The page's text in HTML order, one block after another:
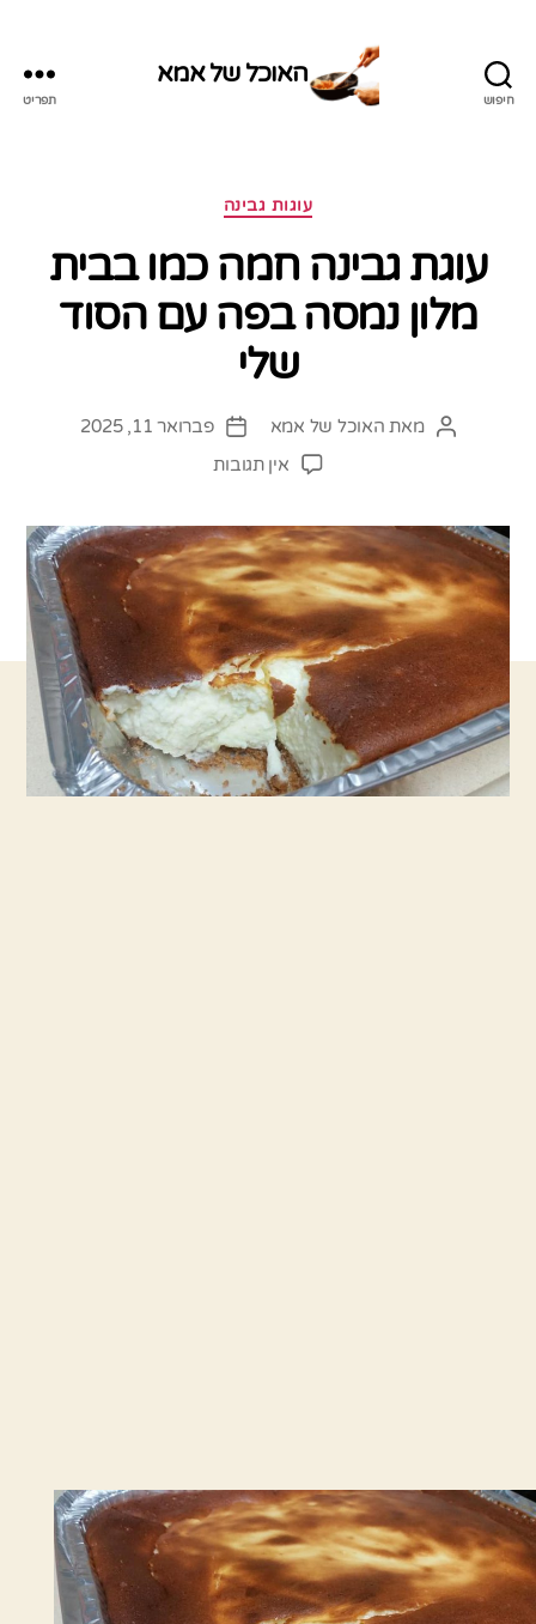
חיפוש
האוכל של אמא
תפריט
קטגוריות
עוגות גבינה
עוגת גבינה חמה כמו בבית
מלון נמסה בפה עם הסוד
שלי
המחבר
מאת האוכל של אמא
תאריךפברואר 11, 2025
אין תגובותעל
חמה
כמו
בבית
מלון
נמסה
בפה
עם
הסוד
שלי